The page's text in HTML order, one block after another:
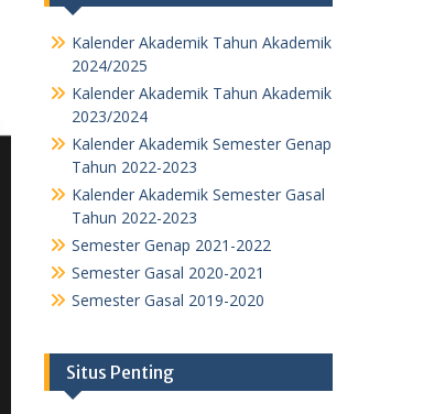
Kalender Akademik Tahun Akademik
2024/2025
Kalender Akademik Tahun Akademik
2023/2024
Kalender Akademik Semester Genap
Tahun 2022-2023
Kalender Akademik Semester Gasal
Tahun 2022-2023
Semester Genap 2021-2022
Semester Gasal 2020-2021
Semester Gasal 2019-2020
Situs Penting